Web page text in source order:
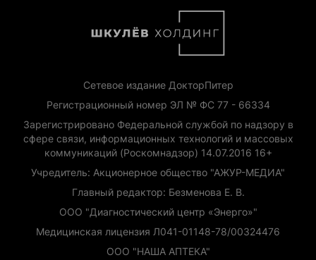
Сетевое издание ДокторПитер
Регистрационный номер ЭЛ № ФС 77 - 66334
Зарегистрировано Федеральной службой по надзору в
сфере связи, информационных технологий и массовых
коммуникаций (Роскомнадзор) 14.07.2016 16+
Учредитель: Акционерное общество "АЖУР-МЕДИА"
Главный редактор: Безменова Е. В.
ООО "Диагностический центр «Энерго»"
Медицинская лицензия Л041-01148-78/00324476
ООО "НАША АПТЕКА"